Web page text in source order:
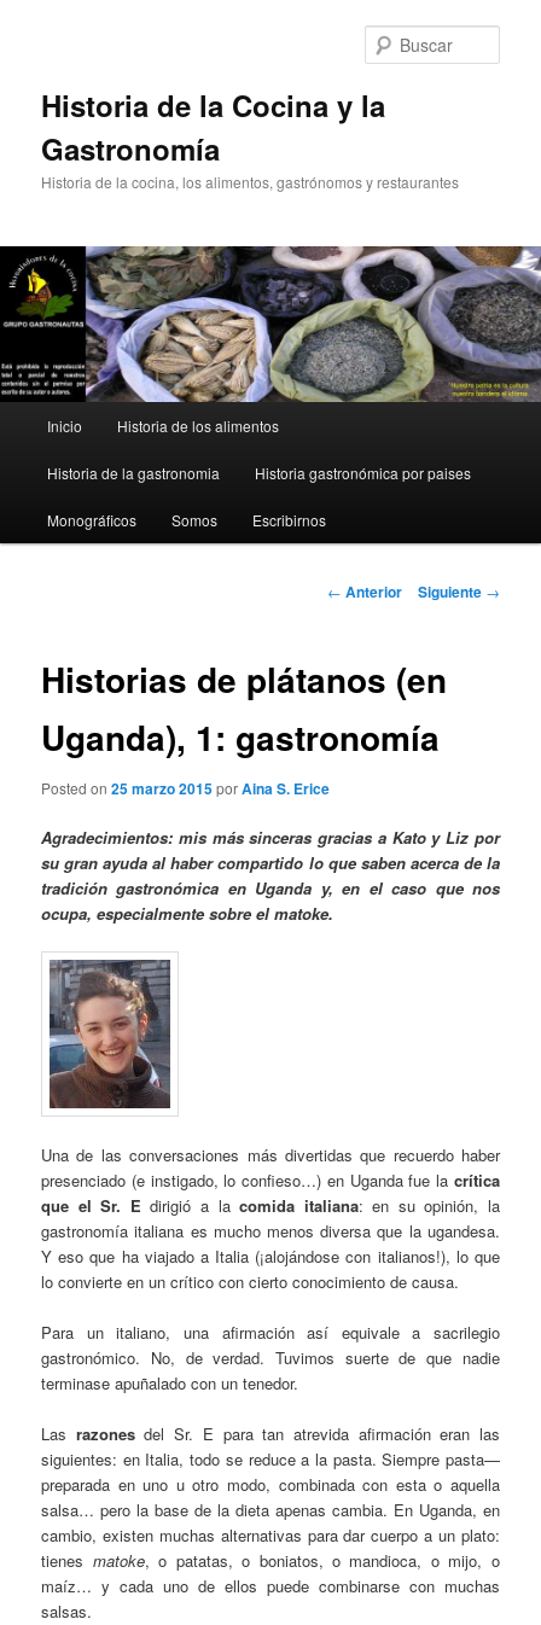
Historia de la Cocina y la
Gastronomía
Historia de la cocina, los alimentos, gastrónomos y restaurantes
principal
Inicio Historia de los alimentos
Historia de la gastronomia Historia gastronómica por paises
Monográficos Somos Escribirnos
Navegación
← Anterior Siguiente →
Historias de plátanos (en
Uganda), 1: gastronomía
Posted on25 marzo 2015porAina S. Erice
Agradecimientos: mis más sinceras gracias a Kato y Liz por
su gran ayuda al haber compartido lo que saben acerca de la
tradición gastronómica en Uganda y, en el caso que nos
ocupa, especialmente sobre el matoke.
Una de las conversaciones más divertidas que recuerdo haber
presenciado (e instigado, lo confieso…) en Uganda fue la crítica
que el Sr. E dirigió a lacomida italiana: en su opinión, la
gastronomía italiana es mucho menos diversa que la ugandesa.
Y eso que ha viajado a Italia (¡alojándose con italianos!), lo que
lo convierte en un crítico con cierto conocimiento de causa.
Para un italiano, una afirmación así equivale a sacrilegio
gastronómico. No, de verdad. Tuvimos suerte de que nadie
terminase apuñalado con un tenedor.
Las razonesdel Sr. E para tan atrevida afirmación eran las
siguientes: en Italia, todo se reduce a la pasta. Siempre pasta—
preparada en uno u otro modo, combinada con esta o aquella
salsa… pero la base de la dieta apenas cambia. En Uganda, en
cambio, existen muchas alternativas para dar cuerpo a un plato:
tienes matoke, o patatas, o boniatos, o mandioca, o mijo, o
maíz… y cada uno de ellos puede combinarse con muchas
salsas.